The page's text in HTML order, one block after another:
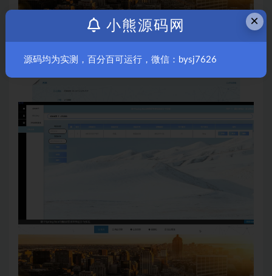
×
小熊源码网
源码均为实测，百分百可运行，微信：bysj7626